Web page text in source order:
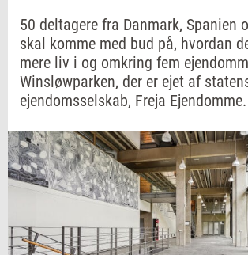
50 deltagere fra Danmark, Spanien
skal komme med bud på, hvordan
mere liv i og omkring fem
Winsløwparken, der er ejet af
ejendomsselskab, Freja Ejendomme.